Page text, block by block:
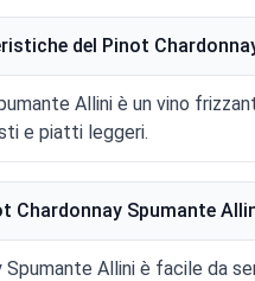
del Pinot
Allini è un vino
e piatti leggeri.
Chardonnay Spumante
Spumante Allini è facile da